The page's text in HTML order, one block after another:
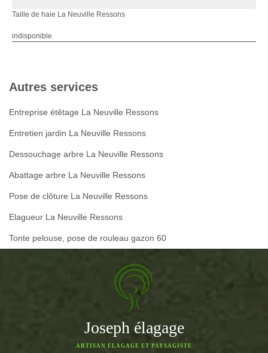
Taille de haie La Neuville Ressons
indisponible
Autres services
Entreprise étêtage La Neuville Ressons
Entretien jardin La Neuville Ressons
Dessouchage arbre La Neuville Ressons
Abattage arbre La Neuville Ressons
Pose de clôture La Neuville Ressons
Elagueur La Neuville Ressons
Tonte pelouse, pose de rouleau gazon 60
Joseph élagage
ARTISAN ELAGAGE ET PAYSAGISTE